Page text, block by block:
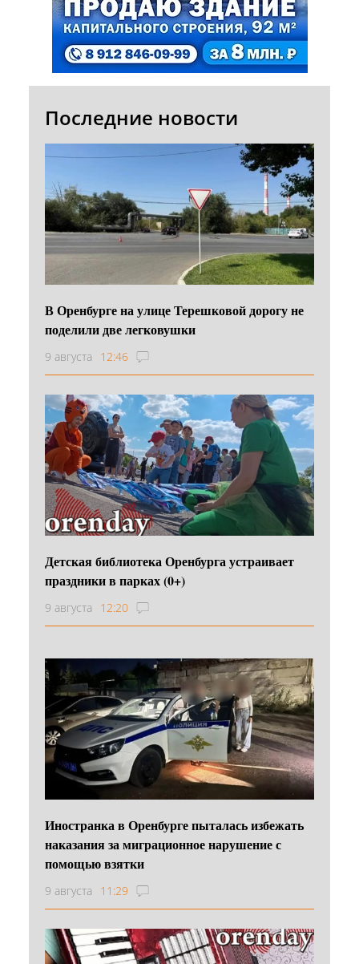
Последние новости
В Оренбурге на улице Терешковой дорогу не
поделили две легковушки
9 августа 12:46
Детская библиотека Оренбурга устраивает
праздники в парках (0+)
9 августа 12:20
Иностранка в Оренбурге пыталась избежать
наказания за миграционное нарушение с
помощью взятки
9 августа 11:29